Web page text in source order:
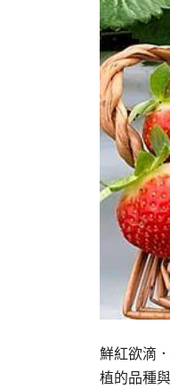
鮮紅欲滴
植的品種